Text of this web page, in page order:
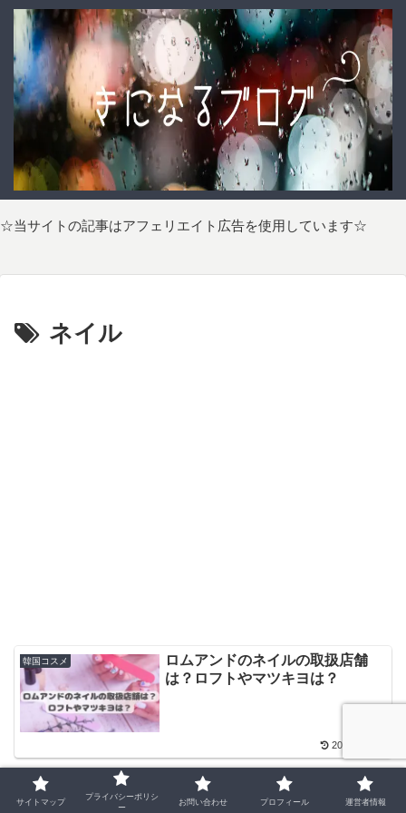
☆当サイトの記事はアフェリエイト広告を使用しています☆
ネイル
韓国コスメ
ロムアンドのネイルの取扱店舗
は？ロフトやマツキヨは？
2024.05.14
サイトマップ
プライバシーポリシ
ー
お問い合わせ プロフィール 運営者情報